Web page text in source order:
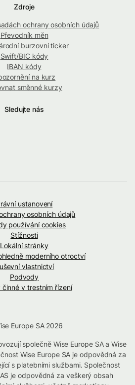
Zdroje
ochrany osobních údajů
Převodník měn
burzovní ticker
Swift/BIC kódy
IBAN kódy
na kurz
směnné kurzy
Sledujte nás
ustanovení
osobních údajů
používání cookies
Stížnosti
Lokální stránky
moderního otroctví
vlastnictví
Podvody
činné v trestním řízení
Europe SA 2026
společně Wise Europe SA a Wise
Wise Europe SA je odpovědná za
s platebními službami. Společnost
je odpovědná za veškerý obsah